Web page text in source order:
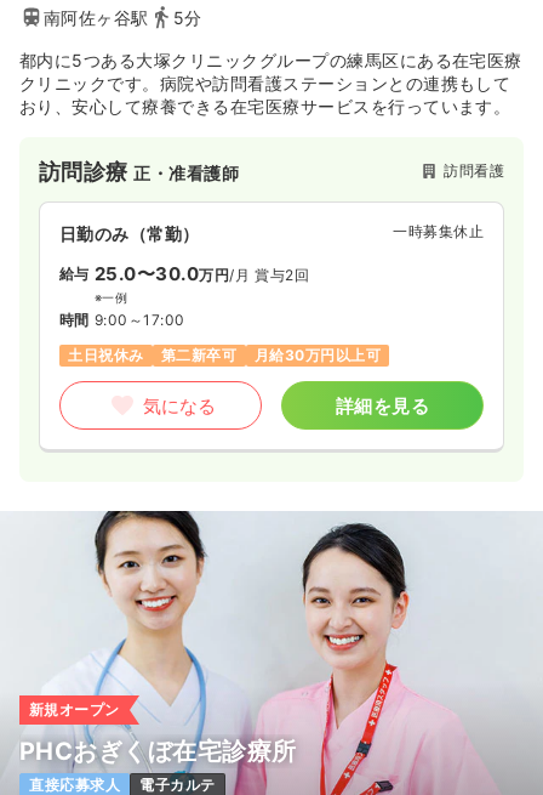
南阿佐ヶ谷駅
5分
都内に5つある大塚クリニックグループの練馬区にある在宅医療
クリニックです。病院や訪問看護ステーションとの連携もして
おり、安心して療養できる在宅医療サービスを行っています。
訪問診療正・准看護師 訪問看護
日勤のみ（常勤） 一時募集休止
給与 25.0〜30.0万円/月 賞与2回
※一例
時間 9:00～17:00
土日祝休み
第二新卒可 月給30万円以上可
気になる 詳細を見る
新規オープン
PHCおぎくぼ在宅診療所
直接応募求人 電子カルテ